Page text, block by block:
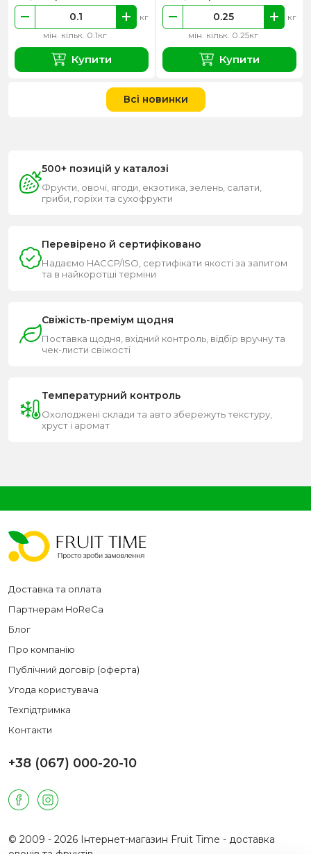
мін. кільк. 0.1кг
кг
Купити
мін. кільк. 0.25кг
кг
Купити
Всі новинки
500+ позицій у каталозі
Фрукти, овочі, ягоди, екзотика, зелень, салати,
гриби, горіхи та сухофрукти
Перевірено й сертифіковано
Надаємо HACCP/ISO, сертифікати якості за запитом
та в найкоротші терміни
Свіжість-преміум щодня
Поставка щодня, вхідний контроль, відбір вручну та
чек-листи свіжості
Температурний контроль
Охолоджені склади та авто збережуть текстуру,
хруст і аромат
Доставка та оплата
Партнерам HoReCa
Блог
Про компанію
Публічний договір (оферта)
Угода користувача
Техпідтримка
Контакти
+38 (067) 000-20-10
© 2009 - 2026 Інтернет-магазин Fruit Time - доставка